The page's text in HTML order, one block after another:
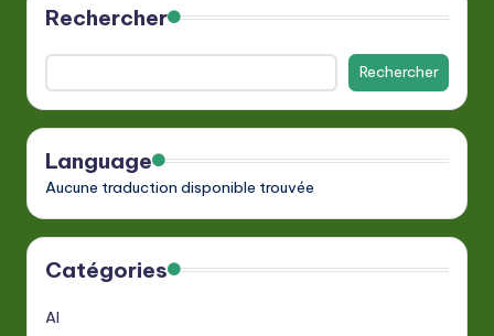
Rechercher
Rechercher
Language
Aucune traduction disponible trouvée
Catégories
AI